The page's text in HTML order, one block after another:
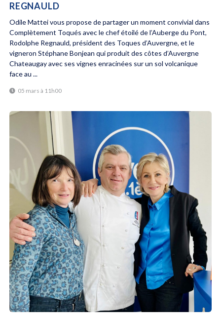
REGNAULD
Odile Mattei vous propose de partager un moment convivial dans
Complètement Toqués avec le chef étoilé de l’Auberge du Pont,
Rodolphe Regnauld, président des Toques d’Auvergne, et le
vigneron Stéphane Bonjean qui produit des côtes d’Auvergne
Chateaugay avec ses vignes enracinées sur un sol volcanique
face au ...
05 mars à 11h00